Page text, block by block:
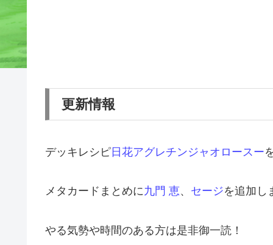
更新情報
デッキレシピ日花アグレチンジャオロース ー
メタカードまとめに九門 恵、 セージを追加し
やる気勢や時間のある方は是非御一読！